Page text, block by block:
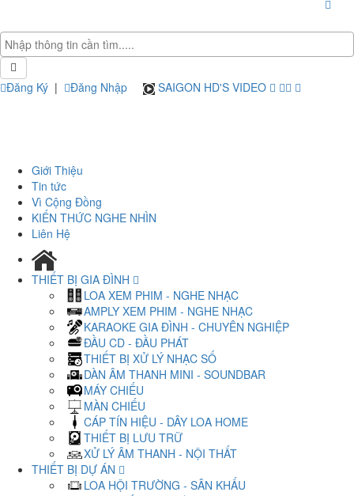
Đăng Ký | Đăng Nhập SAIGON HD'S VIDEO
Giới Thiệu
Tin tức
Vì Cộng Đồng
KIẾN THỨC NGHE NHÌN
Liên Hệ
THIẾT BỊ GIA ĐÌNH
LOA XEM PHIM - NGHE NHẠC
AMPLY XEM PHIM - NGHE NHẠC
KARAOKE GIA ĐÌNH - CHUYÊN NGHIỆP
ĐẦU CD - ĐẦU PHÁT
THIẾT BỊ XỬ LÝ NHẠC SỐ
DÀN ÂM THANH MINI - SOUNDBAR
MÁY CHIẾU
MÀN CHIẾU
CÁP TÍN HIỆU - DÂY LOA HOME
THIẾT BỊ LƯU TRỮ
XỬ LÝ ÂM THANH - NỘI THẤT
THIẾT BỊ DỰ ÁN
LOA HỘI TRƯỜNG - SÂN KHẤU